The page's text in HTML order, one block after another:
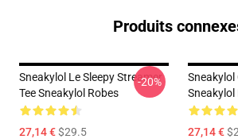
Produits
Sneakylol Le Sleepy Streamer
Tee Sneakylol Robes
27,14 €$29.5
-20%
Sneakylol
Sneakylol
27,14 €